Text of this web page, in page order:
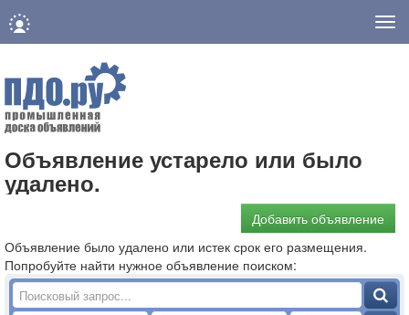
Объявление устарело или было
удалено.
Добавить объявление
Объявление было удалено или истек срок его размещения.
Попробуйте найти нужное объявление поиском: